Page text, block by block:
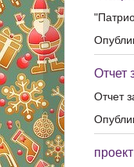
Отчет
Отчет